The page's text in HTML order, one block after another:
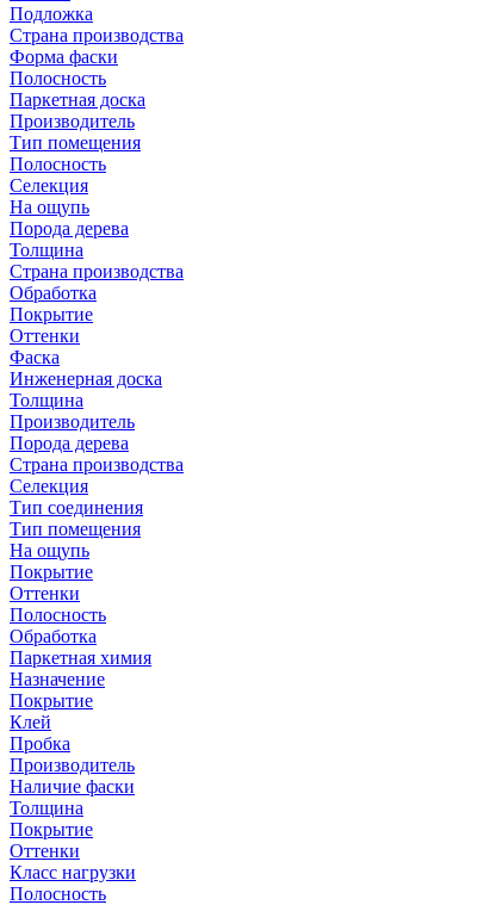
Подложка
Страна производства
Форма фаски
Полосность
Паркетная доска
Производитель
Тип помещения
Полосность
Селекция
На ощупь
Порода дерева
Толщина
Страна производства
Обработка
Покрытие
Оттенки
Фаска
Инженерная доска
Толщина
Производитель
Порода дерева
Страна производства
Селекция
Тип соединения
Тип помещения
На ощупь
Покрытие
Оттенки
Полосность
Обработка
Паркетная химия
Назначение
Покрытие
Клей
Пробка
Производитель
Наличие фаски
Толщина
Покрытие
Оттенки
Класс нагрузки
Полосность